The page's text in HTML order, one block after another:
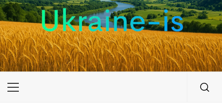
UKRAINE-IS
ПУТЕШЕСТВИЕ ПО УКРАИНЕ
Primary